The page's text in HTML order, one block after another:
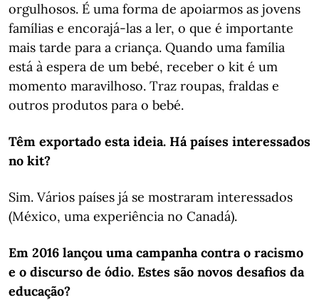
orgulhosos. É uma forma de apoiarmos as jovens
famílias e encorajá-las a ler, o que é importante
mais tarde para a criança. Quando uma família
está à espera de um bebé, receber o kit é um
momento maravilhoso. Traz roupas, fraldas e
outros produtos para o bebé.
Têm exportado esta ideia. Há países interessados
no kit?
Sim. Vários países já se mostraram interessados
(México, uma experiência no Canadá).
Em 2016 lançou uma campanha contra o racismo
e o discurso de ódio. Estes são novos desafios da
educação?